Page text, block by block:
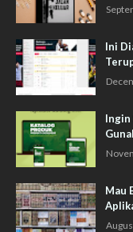
Ini
Ingin
Mau